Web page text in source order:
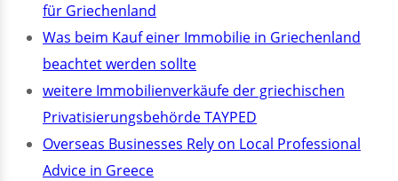
für Griechenland
Was beim Kauf einer Immobilie in Griechenland
beachtet werden sollte
weitere Immobilienverkäufe der griechischen
Privatisierungsbehörde TAYPED
Overseas Businesses Rely on Local Professional
Advice in Greece